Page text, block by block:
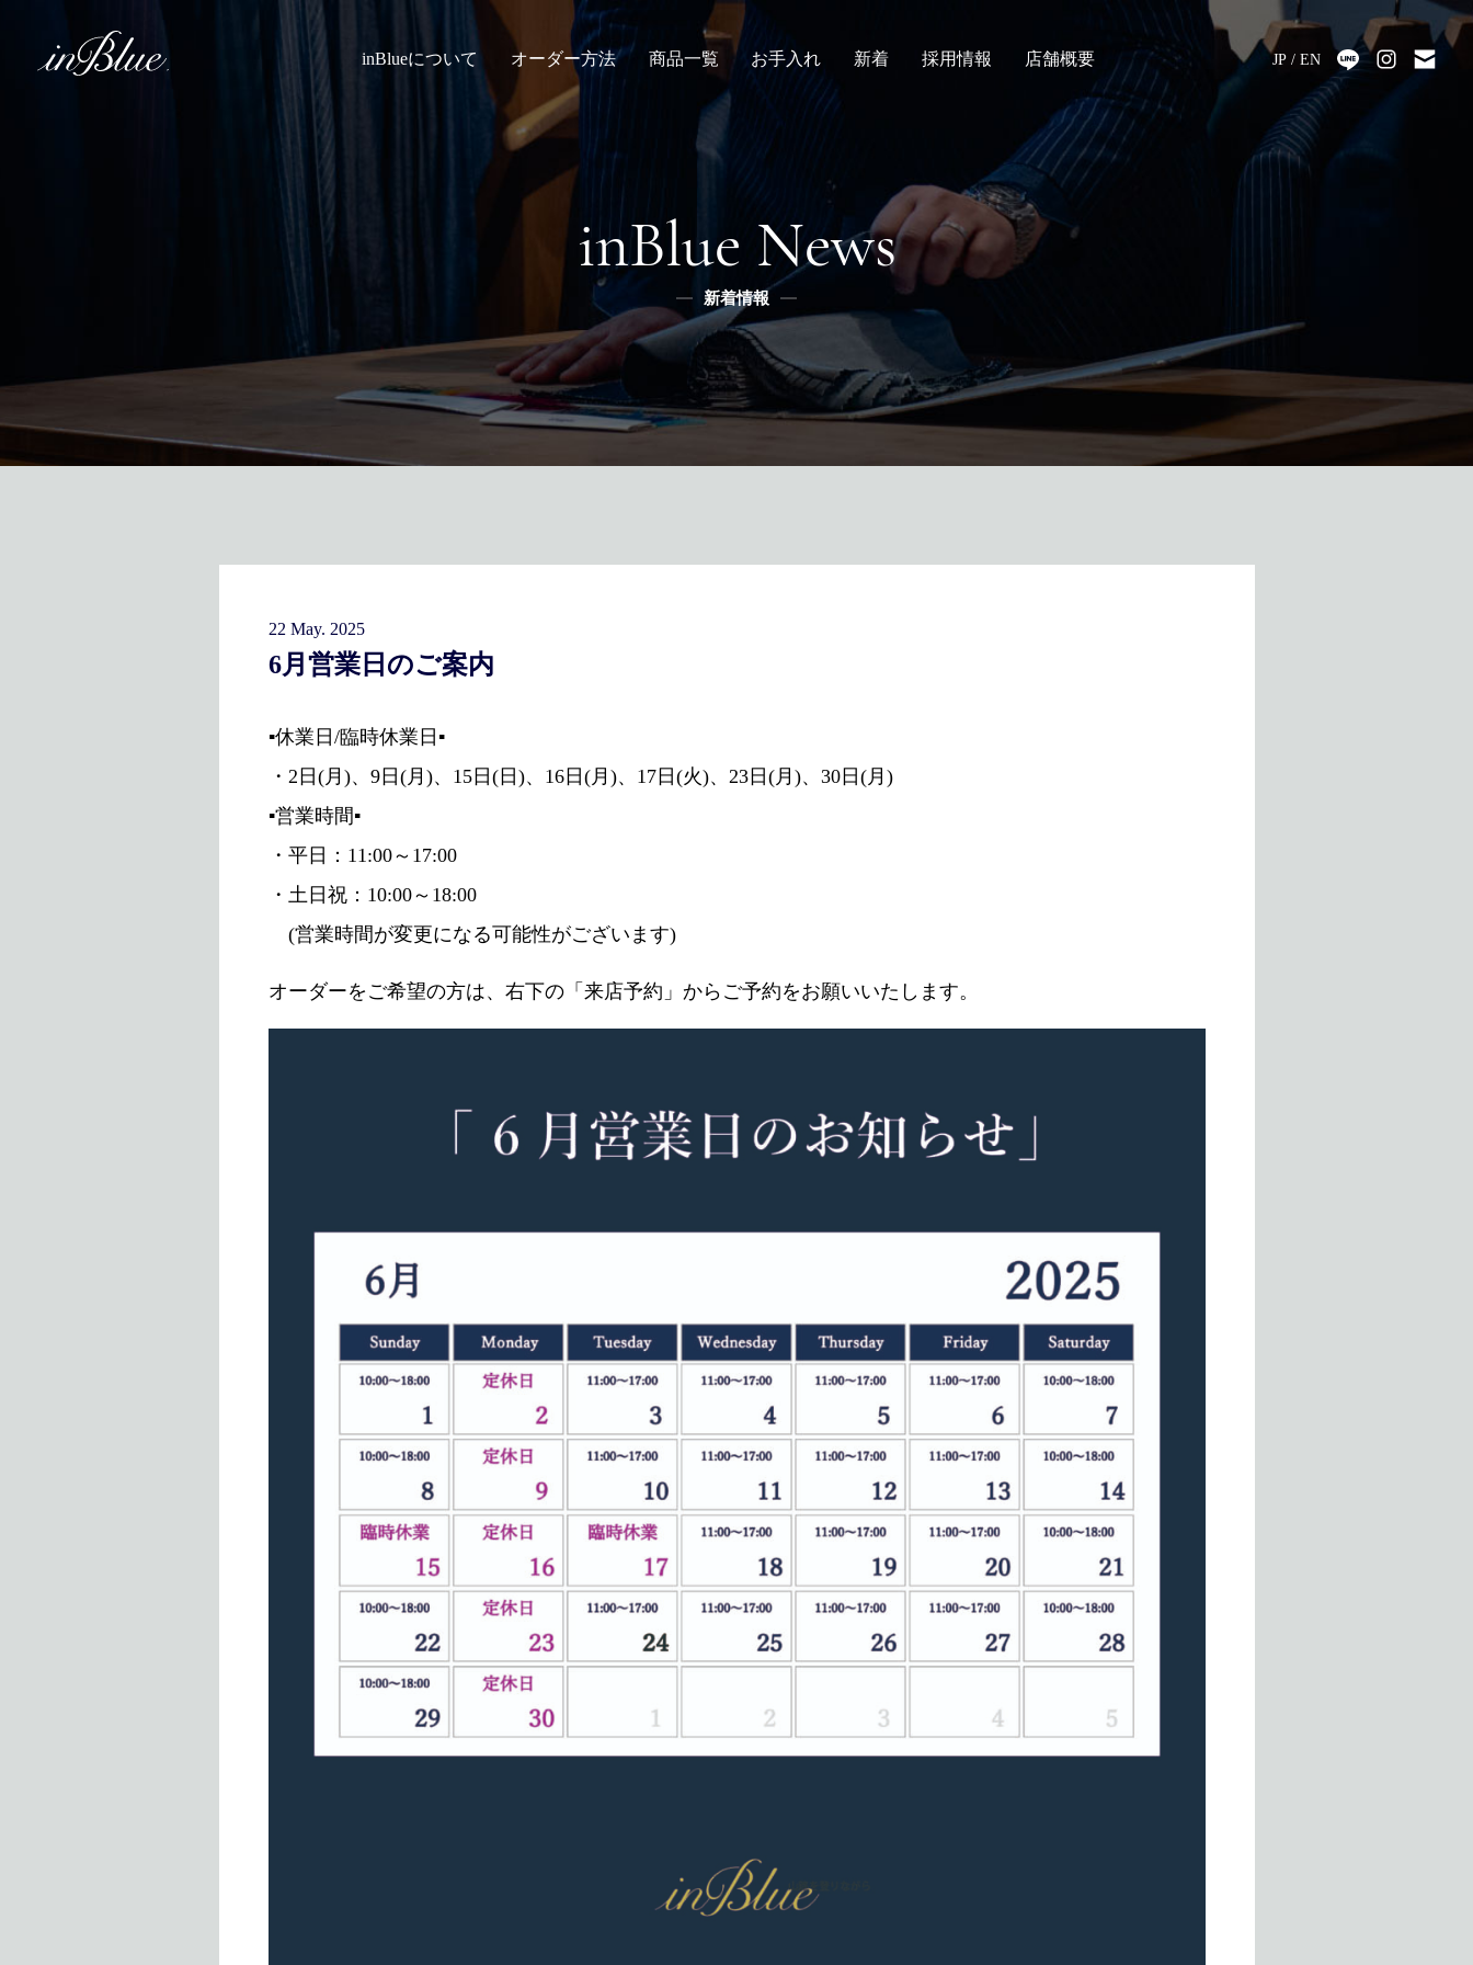
inBlueについて
こだわり
縫製
Q&A
オーダー方法
倉敷店でのオーダー
全国オーダー会
ふるさと納税
商品一覧
デニムスーツ
メンズ
レディース
ふるさと納税
ふるさとチョイス
楽天
ふるなび
お手入れ
取扱方法
新着
社長ブログ
スタッフブログ
採用情報 店舗概要
アクセス
会社情報
JP EN
inBlue News
新着情報
22 May. 2025
6月営業日のご案内
▪休業日/臨時休業日▪
・2日(月)、9日(月)、15日(日)、16日(月)、17日(火)、23日(月)、30日(月)
▪営業時間▪
・平日：11:00～17:00
・土日祝：10:00～18:00
(営業時間が変更になる可能性がございます)
オーダーをご希望の方は、右下の「来店予約」からご予約をお願いいたします。